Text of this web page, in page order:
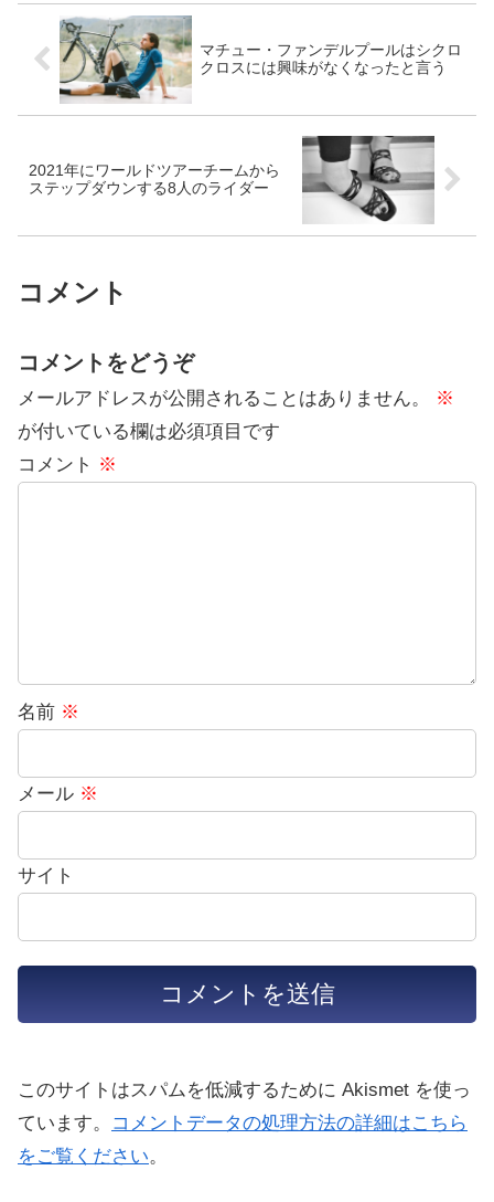
マチュー・ファンデルプールはシクロ
クロスには興味がなくなったと言う
2021年にワールドツアーチームから
ステップダウンする8人のライダー
コメント
コメントをどうぞ
メールアドレスが公開されることはありません。
※
が付いている欄は必須項目です
コメント ※
名前 ※
メール ※
サイト
このサイトはスパムを低減するために Akismet を使っ
ています。
コメントデータの処理方法の詳細はこちら
をご覧ください。